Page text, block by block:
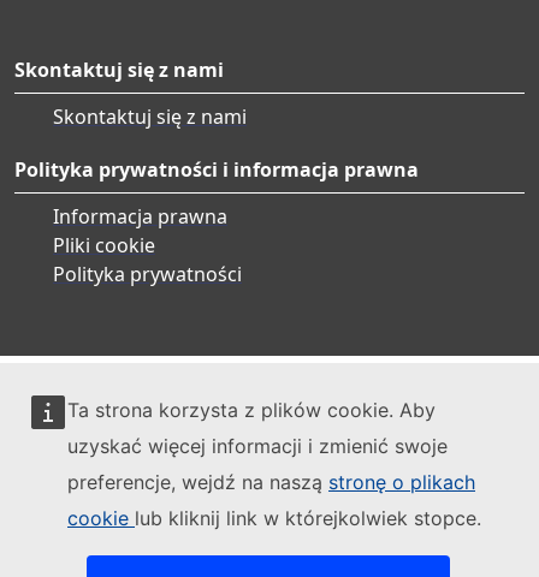
Ta strona korzysta z plików cookie. Aby
uzyskać więcej informacji i zmienić swoje
preferencje, wejdź na naszą stronę o plikach
cookie lub kliknij link w którejkolwiek stopce.
Skontaktuj się z nami
Skontaktuj się z nami
Polityka prywatności i informacja prawna
Informacja prawna
Pliki cookie
Polityka prywatności